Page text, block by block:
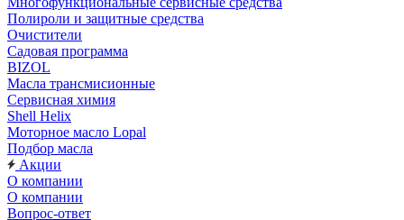
Полироли и защитные средства
Очистители
Садовая программа
BIZOL
Масла трансмисионные
Сервисная химия
Shell Helix
Моторное масло Lopal
Подбор масла
Акции
О компании
О компании
Вопрос-ответ